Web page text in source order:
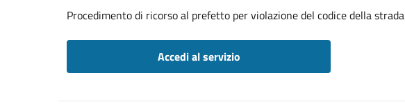
Procedimento di ricorso al prefetto per violazione del codice della strada
Accedi al servizio